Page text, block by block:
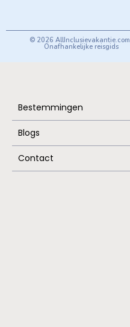
© 2026 AllInclusievakantie.com |
Onafhankelijke reisgids
Bestemmingen
Blogs
Contact